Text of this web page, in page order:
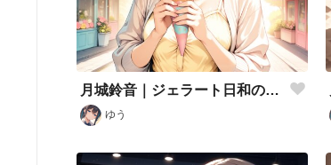
月城鈴音｜ジェラート日和のパステル夏
ゆう